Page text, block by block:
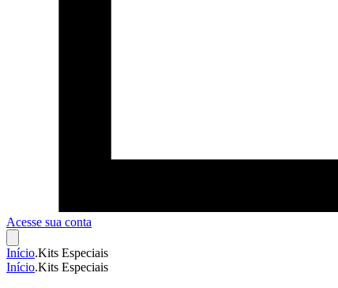
Acesse sua conta
Início.Kits Especiais
Início.Kits Especiais